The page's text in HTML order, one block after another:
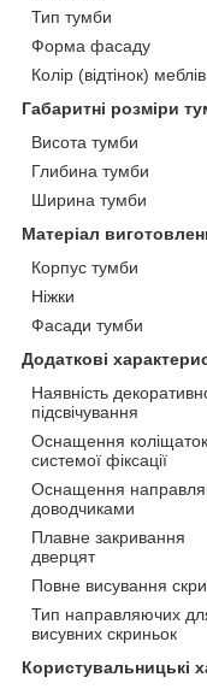
Тип тумби
Форма фасаду
Колір (відтінок) меблів
Габаритні розміри
Висота тумби
Глибина тумби
Ширина тумби
Матеріал
Корпус тумби
Ніжки
Фасади тумби
Додаткові
Наявність
підсвічування
Оснащення коліщаток
системої фіксації
Оснащення
доводчиками
Плавне закривання
дверцят
Повне висування
Тип направляючих
висувних скриньок
Користувальницькі